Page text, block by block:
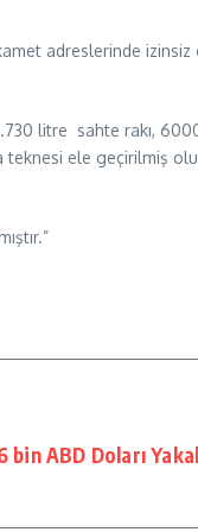
adreslerinde izinsiz
litre sahte rakı, 6000
ele geçirilmiş
ABD Doları